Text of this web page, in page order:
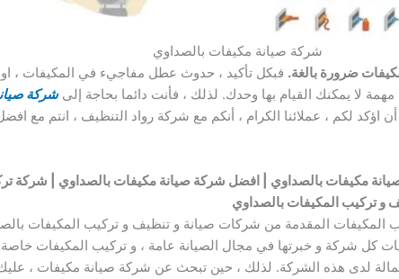
شركة صيانة مكيفات بالصداوي
ضرورة بالغة. فبكل تأكيد ، حدوث عطل مفاجيء في المكيفات ،
لا يمكنك القيام بها وحدك. لذلك ، فأنت دائما بحاجة إلىشركة
اؤكد لكم ، عملائنا الكرام ، أنكم مع شركة رواد التنظيف ، انتم مع
مكيفات بالصداوي | افضل شركة صيانة مكيفات بالصداوي | شركة
و تركيب المكيفات بالصداوي
المكيفات المقدمة من شركات صيانة و تنظيف و تركيب المكيفات
كل شركة و خبرتها في مجال الصيانة عامة ، و تركيب المكيفات
لدى هذه الشركة. لذلك ، حين تبحث عن شركة صيانة مكيفات ،